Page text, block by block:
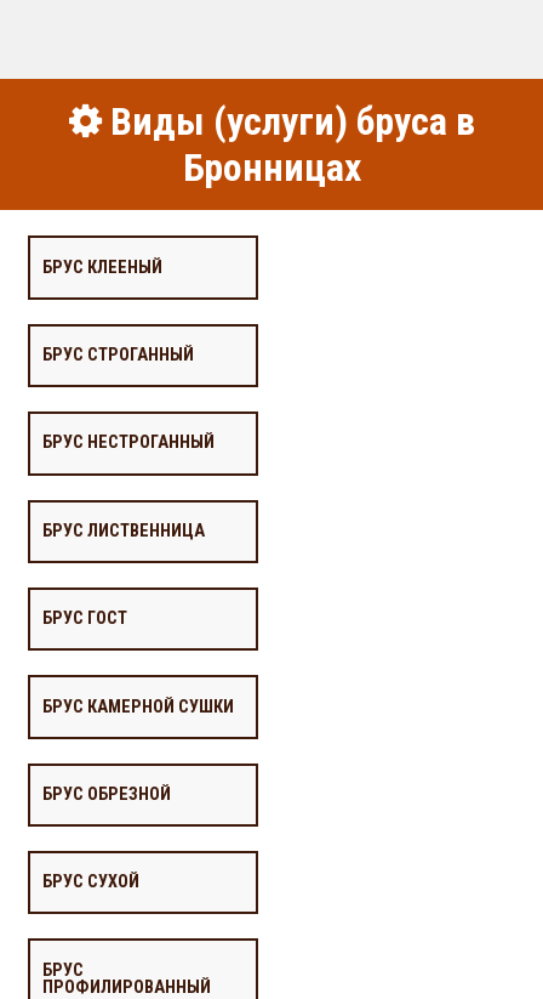
Виды (услуги) бруса в
Бронницах
БРУС КЛЕЕНЫЙ
БРУС СТРОГАННЫЙ
БРУС НЕСТРОГАННЫЙ
БРУС ЛИСТВЕННИЦА
БРУС ГОСТ
БРУС КАМЕРНОЙ СУШКИ
БРУС ОБРЕЗНОЙ
БРУС СУХОЙ
БРУС
ПРОФИЛИРОВАННЫЙ